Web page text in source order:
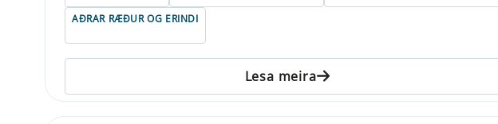
AÐRAR RÆÐUR OG ERINDI
Lesa meira